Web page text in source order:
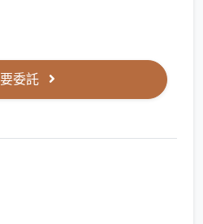
委託